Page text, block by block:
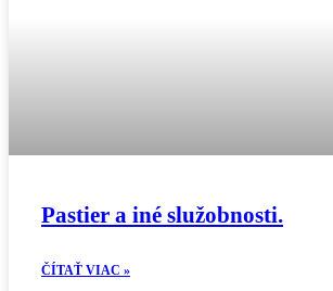
Pastier a iné služobnosti.
ČÍTAŤ VIAC »